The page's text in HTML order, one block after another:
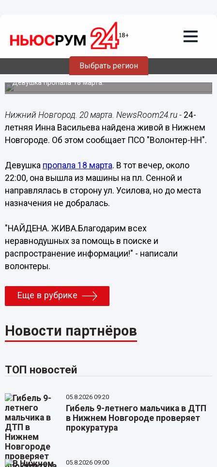
Выбрать регион
20.03.201914:53
24-летняя Инна Васильева найдена
живой в Нижнем Новгороде
Девушка пропала 18 марта.
Нижний Новгород. 20 марта. NewsRoom24.ru - 24-
летняя Инна Васильева найдена живой в Нижнем
Новгороде. Об этом сообщает ПСО "Волонтер-НН".
Девушка пропала 18 марта. В тот вечер, около
22:00, она вышла из машины на пл. Сенной и
направлялась в сторону ул. Усилова, но до места
назначения не добралась.
"НАЙДЕНА. ЖИВА.Благодарим всех
неравнодушных за помощь в поиске и
распространение информации!" - написали
волонтеры.
Еще в рубрике
Новости партнёров
ТОП новостей
05.8.2026 09:20
Гибель 9-летнего мальчика в ДТП
в Нижнем Новгороде проверяет
прокуратура
05.8.2026 09:00